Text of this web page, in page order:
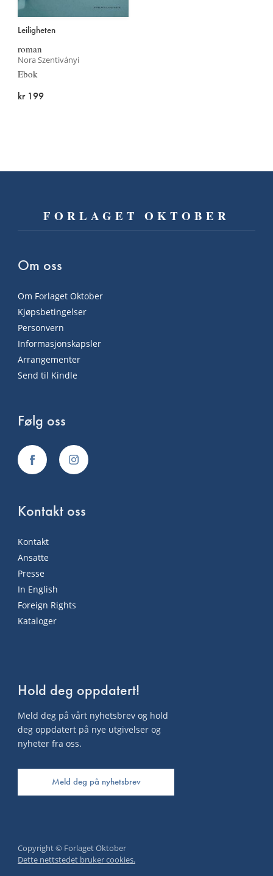
Leiligheten
roman
Nora Szentiványi
Ebok
kr 199
FORLAGET OKTOBER
Om oss
Om Forlaget Oktober
Kjøpsbetingelser
Personvern
Informasjonskapsler
Arrangementer
Send til Kindle
Følg oss
Kontakt oss
Kontakt
Ansatte
Presse
In English
Foreign Rights
Kataloger
Hold deg oppdatert!
Meld deg på vårt nyhetsbrev og hold
deg oppdatert på nye utgivelser og
nyheter fra oss.
Meld deg på nyhetsbrev
Copyright © Forlaget Oktober
Dette nettstedet bruker cookies.